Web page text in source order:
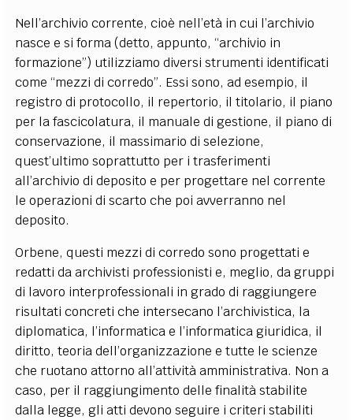
Nell’archivio corrente, cioè nell’età in cui l’archivio
nasce e si forma (detto, appunto, “archivio in
formazione”) utilizziamo diversi strumenti identificati
come “mezzi di corredo”. Essi sono, ad esempio, il
registro di protocollo, il repertorio, il titolario, il piano
per la fascicolatura, il manuale di gestione, il piano di
conservazione, il massimario di selezione,
quest’ultimo soprattutto per i trasferimenti
all’archivio di deposito e per progettare nel corrente
le operazioni di scarto che poi avverranno nel
deposito.
Orbene, questi mezzi di corredo sono progettati e
redatti da archivisti professionisti e, meglio, da gruppi
di lavoro interprofessionali in grado di raggiungere
risultati concreti che intersecano l’archivistica, la
diplomatica, l’informatica e l’informatica giuridica, il
diritto, teoria dell’organizzazione e tutte le scienze
che ruotano attorno all’attività amministrativa. Non a
caso, per il raggiungimento delle finalità stabilite
dalla legge, gli atti devono seguire i criteri stabiliti